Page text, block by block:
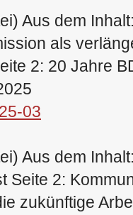
Aus dem
als
2: 20 Jahre
03
Aus dem
Seite 2:
zukünftige